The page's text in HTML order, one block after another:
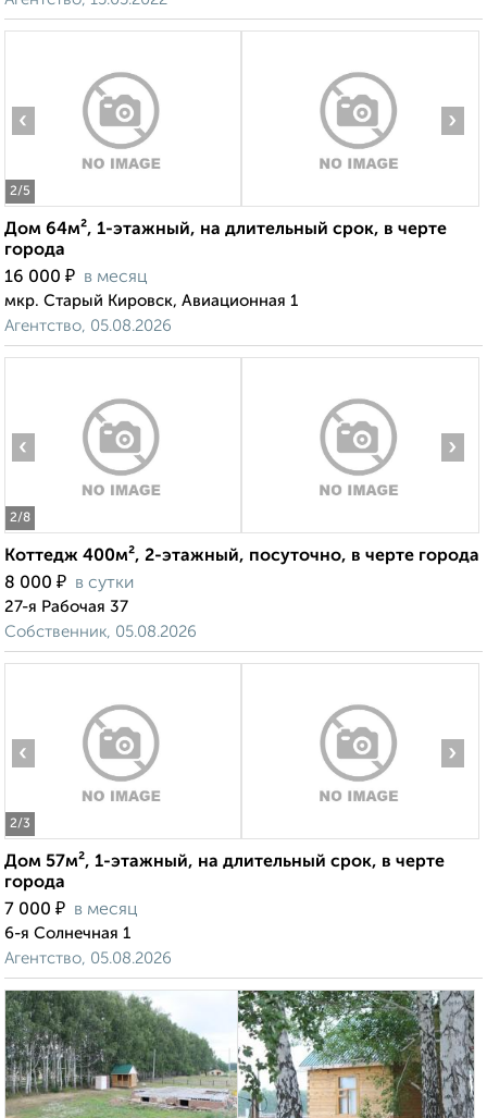
2/5
‹ ›
Дом 64м², 1-этажный, на длительный срок, в черте
города
16 000 ₽ в месяц
мкр. Старый Кировск, Авиационная 1
Агентство, 05.08.2026
2/8
‹ ›
Коттедж 400м², 2-этажный, посуточно, в черте города
8 000 ₽ в сутки
27-я Рабочая 37
Собственник, 05.08.2026
2/3
‹ ›
Дом 57м², 1-этажный, на длительный срок, в черте
города
7 000 ₽ в месяц
6-я Солнечная 1
Агентство, 05.08.2026